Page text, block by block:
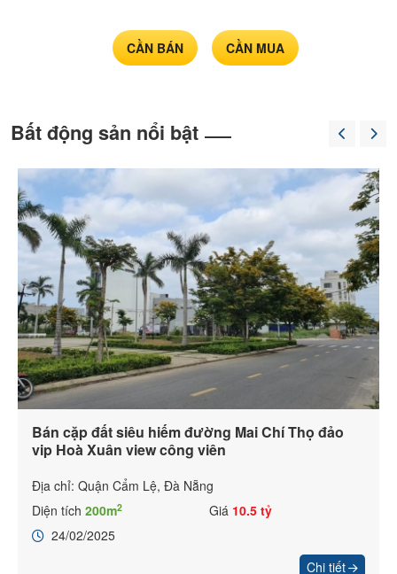
CẦN BÁN CẦN MUA
Bất động sản nổi bật
Bán cặp đất siêu hiếm đường Mai Chí Thọ đảo
vip Hoà Xuân view công viên
Địa chỉ: Quận Cẩm Lệ, Đà Nẵng
Diện tích 200m2 Giá 10.5 tỷ
24/02/2025
Chi tiết